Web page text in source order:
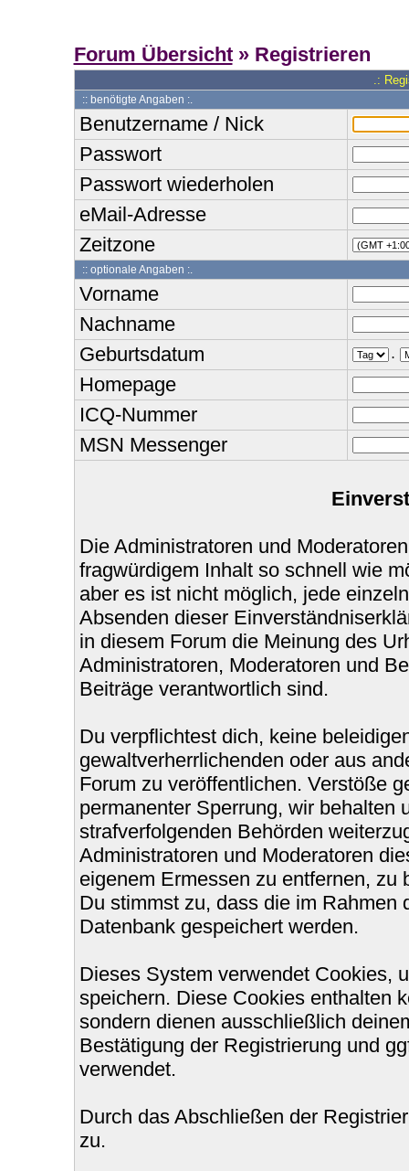
Forum Übersicht» Registrieren
.:
:: benötigte Angaben :.
Benutzername / Nick
Passwort
Passwort wiederholen
eMail-Adresse
Zeitzone
:: optionale Angaben :.
Vorname
Nachname
Geburtsdatum
.
Homepage
ICQ-Nummer
MSN Messenger
Die Administratoren und
fragwürdigem Inhalt so schnell wie
aber es ist nicht möglich, jede
Absenden dieser
in diesem Forum die Meinung des
Administratoren, Moderatoren und
Beiträge verantwortlich sind.
Du verpflichtest dich, keine
gewaltverherrlichenden oder aus
Forum zu veröffentlichen. Verstöße
permanenter Sperrung, wir behalten
strafverfolgenden Behörden
Administratoren und Moderatoren
eigenem Ermessen zu entfernen, zu
Du stimmst zu, dass die im Rahmen
Datenbank gespeichert werden.
Dieses System verwendet Cookies,
speichern. Diese Cookies enthalten
sondern dienen ausschließlich
Bestätigung der Registrierung und
verwendet.
Durch das Abschließen der
zu.